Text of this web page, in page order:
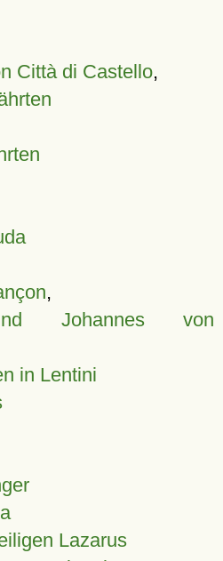
Città di Castello,
,
Johannes von
in Lentini
Lazarus